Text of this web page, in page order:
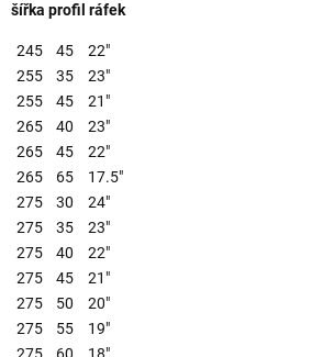
šířka profil ráfek
245 45
22"
255
35
23"
255
45
21"
265
40
23"
265
45
22"
265
65
17.5"
275
30
24"
275
35
23"
275
40
22"
275
45
21"
275
50
20"
275
55
19"